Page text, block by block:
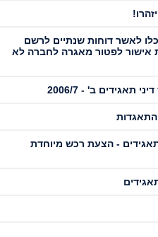
לאשר דוחות שנתיים לרשם
אישור לפטור מאגרה לחברה לא
תאגידים ב' - 2006/7
תאגידים - הצעת רכש מיוחדת